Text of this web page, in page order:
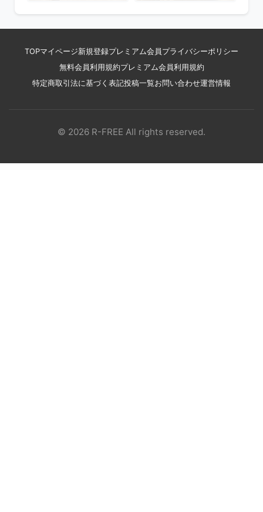
TOPマイページ新規登録プレミアム会員 プライバシーポリシー
無料会員利用規約プレミアム会員利用規約
特定商取引法に基づく表記投稿一覧お問い合わせ運営情報
© 2026 R-FREE All rights reserved.